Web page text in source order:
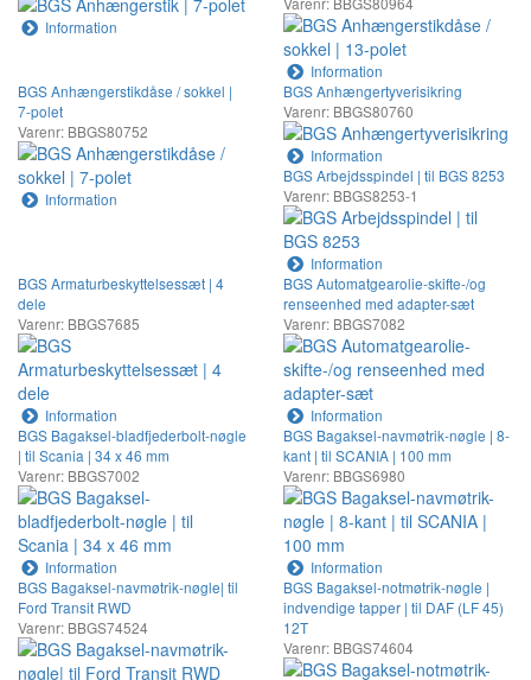
Information
Information
BGS Anhængerstikdåse / sokkel |
7-polet
Varenr: BBGS80752
Information
BGS Anhængertyverisikring
Varenr: BBGS80760
Information
BGS Arbejdsspindel | til BGS 8253
Varenr: BBGS8253-1
Information
BGS Armaturbeskyttelsessæt | 4
dele
Varenr: BBGS7685
Information
BGS Automatgearolie-skifte-/og
renseenhed med adapter-sæt
Varenr: BBGS7082
Information
BGS Bagaksel-bladfjederbolt-nøgle
| til Scania | 34 x 46 mm
Varenr: BBGS7002
Information
BGS Bagaksel-navmøtrik-nøgle | 8-
kant | til SCANIA | 100 mm
Varenr: BBGS6980
Information
BGS Bagaksel-navmøtrik-nøgle| til
Ford Transit RWD
Varenr: BBGS74524
BGS Bagaksel-notmøtrik-nøgle |
indvendige tapper | til DAF (LF 45)
12T
Varenr: BBGS74604